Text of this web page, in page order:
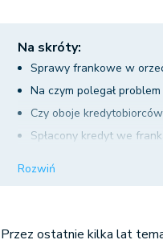
Na skróty:
Sprawy frankowe w
Na czym polegał
Czy oboje
Spłacony kredyt we
Rozwiń
Przez ostatnie kilka lat